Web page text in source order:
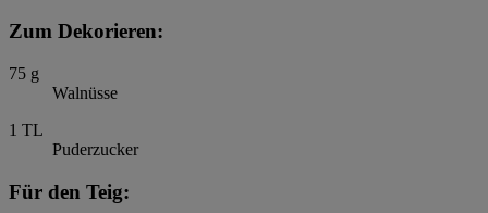
Zum Dekorieren:
75 g
Walnüsse
1 TL
Puderzucker
Für den Teig: